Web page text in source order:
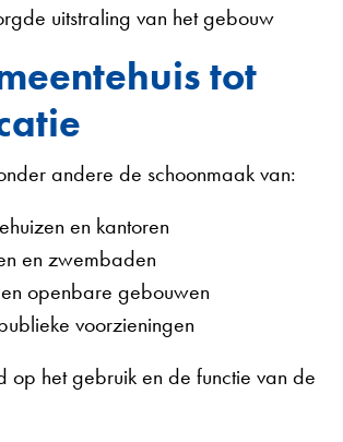
uitstraling van het gebouw
tot
andere de schoonmaak van:
en kantoren
en zwembaden
openbare gebouwen
voorzieningen
op het gebruik en de functie van de